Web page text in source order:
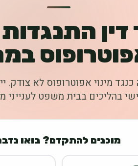
דין התנגדות
מינוי אפוטרופוס לא צודק.
בהליכים בבית משפט לענייני
מוכנים להתקדם? בואו